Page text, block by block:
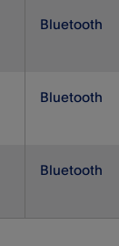
Bluetooth
Bluetooth
Bluetooth